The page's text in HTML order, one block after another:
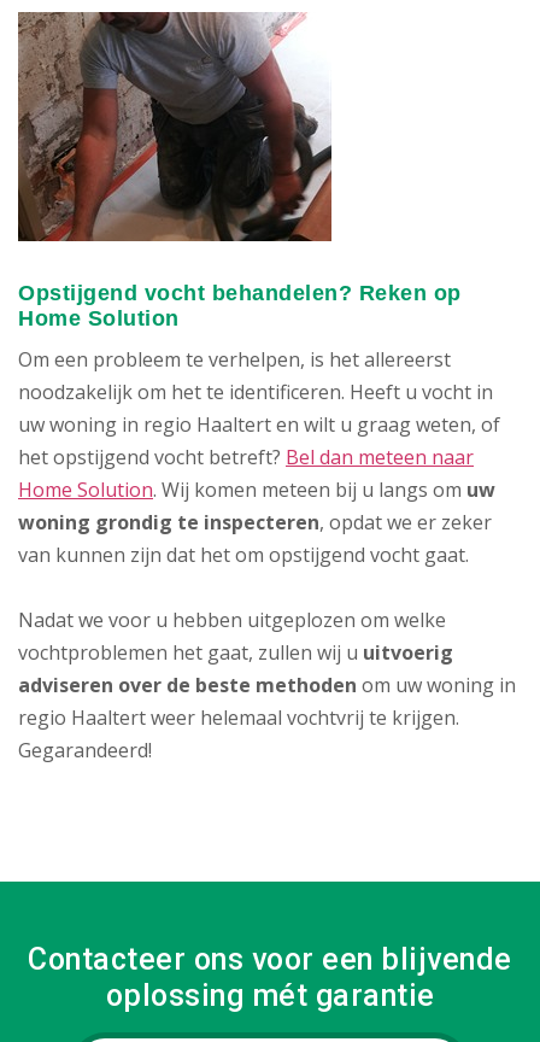
Opstijgend vocht behandelen? Reken op
Home Solution
Om een probleem te verhelpen, is het allereerst
noodzakelijk om het te identificeren. Heeft u vocht in
uw woning in regio Haaltert en wilt u graag weten, of
het opstijgend vocht betreft? Bel dan meteen naar
Home Solution. Wij komen meteen bij u langs om uw
woning grondig te inspecteren, opdat we er zeker
van kunnen zijn dat het om opstijgend vocht gaat.
Nadat we voor u hebben uitgeplozen om welke
vochtproblemen het gaat, zullen wij u uitvoerig
adviseren over de beste methoden om uw woning in
regio Haaltert weer helemaal vochtvrij te krijgen.
Gegarandeerd!
Contacteer ons voor een blijvende
oplossing mét garantie